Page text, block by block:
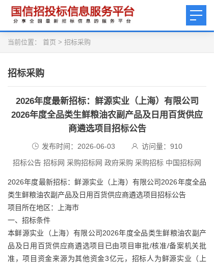
当前位置： 首页 > 招标采购
招标采购
2026年度最新招标：鲜源实业（上海）有限公司
2026年度全品类生鲜粮油农副产品及日用百货供应
商遴选项目招标公告
发布时间：2026-06-03 访问量： 910
招标公告 招标网 采购招标网 政府采购 采购招标 中国招标网
2026年度最新招标：鲜源实业（上海）有限公司2026年度全品
类生鲜粮油农副产品及日用百货供应商遴选项目招标公告
项目所在地区：上海市
一、招标条件
本鲜源实业（上海）有限公司2026年度全品类生鲜粮油农副产
品及日用百货供应商遴选项目已由项目审批/核准/备案机关批
准，项目资金来源为其他资金3亿元，招标人为鲜源实业（上